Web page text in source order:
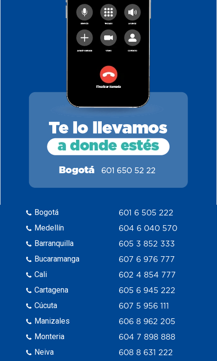
Bogotá
Medellín
Barranquilla
Bucaramanga
Cali
Cartagena
Cúcuta
Manizales
Monteria
Neiva
601 6 505 222
604 6 040 570
605 3 852 333
607 6 976 777
602 4 854 777
605 6 945 222
607 5 956 111
606 8 962 205
604 7 898 888
608 8 631 222